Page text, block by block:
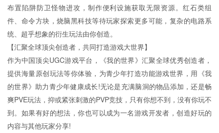
布置陷阱防卫怪物进攻，制作便利设施获取无限资源。红石类组
件、命令方块，烧脑黑科技等待玩家探索更多可能，复杂的电路系
统、超乎想象的衍生玩法由你创造。
【汇聚全球顶尖创造者，共同打造游戏大世界】
作为中国顶尖UGC游戏平台，《我的世界》汇聚全球优秀创造者，
提供海量原创玩法等你体验，为青少年打造功能游戏世界，用《我
的世界》助力青少年健康成长!无论是充满脑洞的物品添加，还是畅
爽PVE玩法，抑或紧张刺激的PVP竞技，只有你想不到，没有你玩不
到。如果有好的想法，你也可以成为一名游戏开发者，创造好玩的
内容与其他玩家分享!